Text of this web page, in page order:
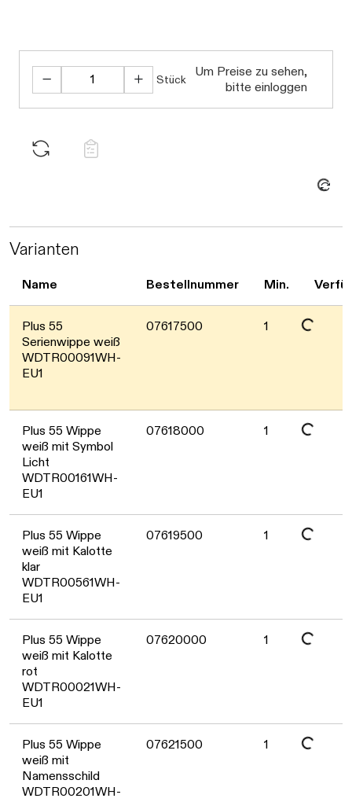
Stück
Um Preise zu sehen,
bitte einloggen
Daten werden geladen. Bitte warten...
Varianten
Name Bestellnummer Min.
Plus 55
Serienwippe weiß
WDTR00091WH-
EU1
07617500 1
Daten werden geladen. Bitte warten...
Plus 55 Wippe
weiß mit Symbol
Licht
WDTR00161WH-
EU1
07618000 1
Daten werden geladen. Bitte warten...
Plus 55 Wippe
weiß mit Kalotte
klar
WDTR00561WH-
EU1
07619500 1
Daten werden geladen. Bitte warten...
Plus 55 Wippe
weiß mit Kalotte
rot
WDTR00021WH-
EU1
07620000 1
Daten werden geladen. Bitte warten...
Plus 55 Wippe
weiß mit
Namensschild
WDTR00201WH-
07621500 1
Daten werden geladen. Bitte warten...